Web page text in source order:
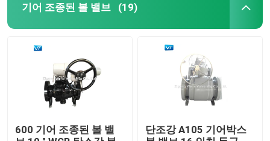
기어 조종된 볼 밸브 (19)
600 기어 조종된 볼 밸
단조강 A105 기어박스